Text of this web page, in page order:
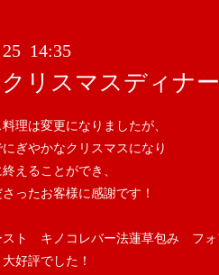
25 14:35
リスマスディナ
理は変更になりましたが、
ぎやかなクリスマスになり
えることができ、
ったお客様に感謝です！
ト　キノコレバー法蓮草包み　フ
好評でした！